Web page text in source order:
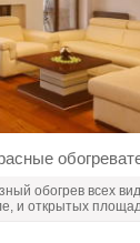
обогрев всех
и открытых